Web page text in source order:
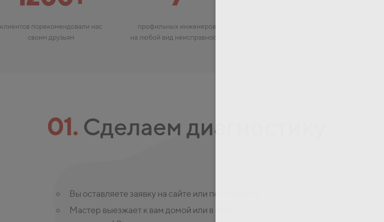
клиентов порекомендовали нас
своим друзьям
профильных инженеров
на любой вид неисправности
01. Сделаем диагностику
Вы оставляете заявку на сайте или по телефону
Мастер выезжает к вам домой или в офис